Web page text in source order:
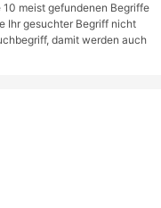
meist gefundenen Begriffe
Ihr gesuchter Begriff nicht
damit werden auch